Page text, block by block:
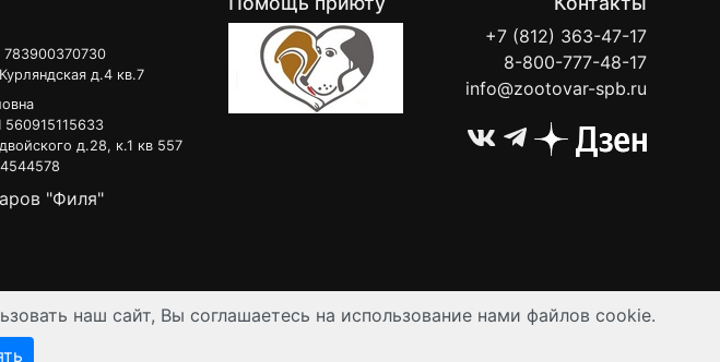
д.4 кв.7
д.28, к.1 кв 557
"Филя"
+7 (812) 363-47-17
8-800-777-48-17
info@zootovar-spb.ru
.
на сайте регулируются публичной офертой.
наш сайт, Вы соглашаетесь на использование нами файлов cookie.